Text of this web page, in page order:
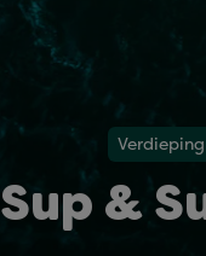
Verdieping
Sup &